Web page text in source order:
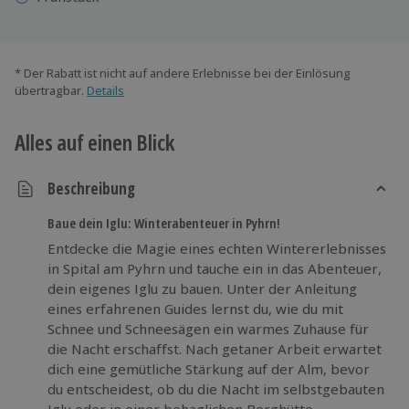
* Der Rabatt ist nicht auf andere Erlebnisse bei der Einlösung
übertragbar. Details
Alles auf einen Blick
Beschreibung
Baue dein Iglu: Winterabenteuer in Pyhrn!
Entdecke die Magie eines echten Wintererlebnisses
in Spital am Pyhrn und tauche ein in das Abenteuer,
dein eigenes Iglu zu bauen. Unter der Anleitung
eines erfahrenen Guides lernst du, wie du mit
Schnee und Schneesägen ein warmes Zuhause für
die Nacht erschaffst. Nach getaner Arbeit erwartet
dich eine gemütliche Stärkung auf der Alm, bevor
du entscheidest, ob du die Nacht im selbstgebauten